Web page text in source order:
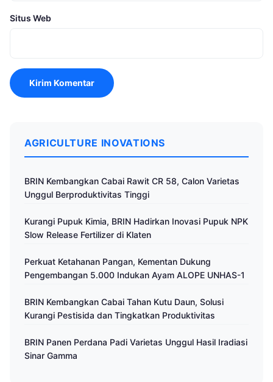
Situs Web
AGRICULTURE INOVATIONS
BRIN Kembangkan Cabai Rawit CR 58, Calon Varietas
Unggul Berproduktivitas Tinggi
Kurangi Pupuk Kimia, BRIN Hadirkan Inovasi Pupuk NPK
Slow Release Fertilizer di Klaten
Perkuat Ketahanan Pangan, Kementan Dukung
Pengembangan 5.000 Indukan Ayam ALOPE UNHAS-1
BRIN Kembangkan Cabai Tahan Kutu Daun, Solusi
Kurangi Pestisida dan Tingkatkan Produktivitas
BRIN Panen Perdana Padi Varietas Unggul Hasil Iradiasi
Sinar Gamma